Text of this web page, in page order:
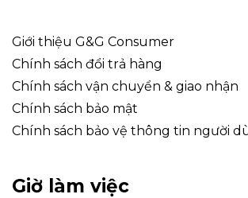
Giới thiệu G&G Consumer
Chính sách đổi trả hàng
Chính sách vận chuyển & giao nhận
Chính sách bảo mật
Chính sách bảo vệ thông tin người
Giờ làm việc